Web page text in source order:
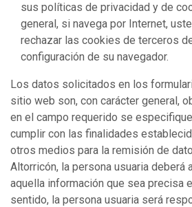
sus políticas de privacidad y de
general, si navega por Internet,
rechazar las cookies de terceros
configuración de su navegador.
Los datos solicitados en los
sitio web son, con carácter general,
en el campo requerido se
cumplir con las finalidades
otros medios para la remisión de
Altorricón, la persona usuaria deberá
aquella información que sea precisa
sentido, la persona usuaria será